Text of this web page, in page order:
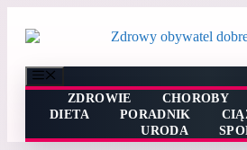
treści
ZDROWIE
CHOROBY
DIETA
PORADNIK
URODA